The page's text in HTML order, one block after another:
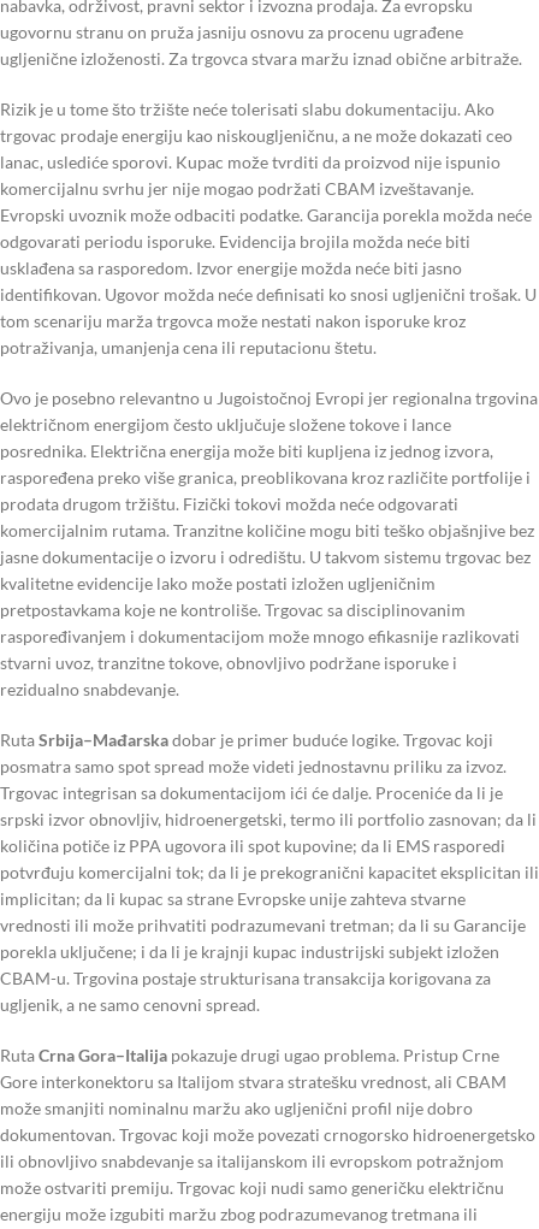
nabavka, održivost, pravni sektor i izvozna prodaja. Za evropsku
ugovornu stranu on pruža jasniju osnovu za procenu ugrađene
ugljenične izloženosti. Za trgovca stvara maržu iznad obične arbitraže.
Rizik je u tome što tržište neće tolerisati slabu dokumentaciju. Ako
trgovac prodaje energiju kao niskougljeničnu, a ne može dokazati ceo
lanac, uslediće sporovi. Kupac može tvrditi da proizvod nije ispunio
komercijalnu svrhu jer nije mogao podržati CBAM izveštavanje.
Evropski uvoznik može odbaciti podatke. Garancija porekla možda neće
odgovarati periodu isporuke. Evidencija brojila možda neće biti
usklađena sa rasporedom. Izvor energije možda neće biti jasno
identifikovan. Ugovor možda neće definisati ko snosi ugljenični trošak. U
tom scenariju marža trgovca može nestati nakon isporuke kroz
potraživanja, umanjenja cena ili reputacionu štetu.
Ovo je posebno relevantno u Jugoistočnoj Evropi jer regionalna trgovina
električnom energijom često uključuje složene tokove i lance
posrednika. Električna energija može biti kupljena iz jednog izvora,
raspoređena preko više granica, preoblikovana kroz različite portfolije i
prodata drugom tržištu. Fizički tokovi možda neće odgovarati
komercijalnim rutama. Tranzitne količine mogu biti teško objašnjive bez
jasne dokumentacije o izvoru i odredištu. U takvom sistemu trgovac bez
kvalitetne evidencije lako može postati izložen ugljeničnim
pretpostavkama koje ne kontroliše. Trgovac sa disciplinovanim
raspoređivanjem i dokumentacijom može mnogo efikasnije razlikovati
stvarni uvoz, tranzitne tokove, obnovljivo podržane isporuke i
rezidualno snabdevanje.
RutaSrbija–Mađarskadobar je primer buduće logike. Trgovac koji
posmatra samo spot spread može videti jednostavnu priliku za izvoz.
Trgovac integrisan sa dokumentacijom ići će dalje. Proceniće da li je
srpski izvor obnovljiv, hidroenergetski, termo ili portfolio zasnovan; da li
količina potiče iz PPA ugovora ili spot kupovine; da li EMS rasporedi
potvrđuju komercijalni tok; da li je prekogranični kapacitet eksplicitan ili
implicitan; da li kupac sa strane Evropske unije zahteva stvarne
vrednosti ili može prihvatiti podrazumevani tretman; da li su Garancije
porekla uključene; i da li je krajnji kupac industrijski subjekt izložen
CBAM-u. Trgovina postaje strukturisana transakcija korigovana za
ugljenik, a ne samo cenovni spread.
RutaCrna Gora–Italija pokazuje drugi ugao problema. Pristup Crne
Gore interkonektoru sa Italijom stvara stratešku vrednost, ali CBAM
može smanjiti nominalnu maržu ako ugljenični profil nije dobro
dokumentovan. Trgovac koji može povezati crnogorsko hidroenergetsko
ili obnovljivo snabdevanje sa italijanskom ili evropskom potražnjom
može ostvariti premiju. Trgovac koji nudi samo generičku električnu
energiju može izgubiti maržu zbog podrazumevanog tretmana ili